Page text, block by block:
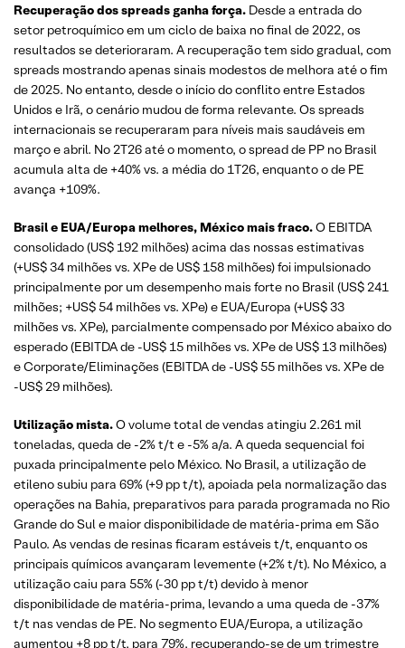
Recuperação dos spreads ganha força. Desde a entrada do
setor petroquímico em um ciclo de baixa no final de 2022, os
resultados se deterioraram. A recuperação tem sido gradual, com
spreads mostrando apenas sinais modestos de melhora até o fim
de 2025. No entanto, desde o início do conflito entre Estados
Unidos e Irã, o cenário mudou de forma relevante. Os spreads
internacionais se recuperaram para níveis mais saudáveis em
março e abril. No 2T26 até o momento, o spread de PP no Brasil
acumula alta de +40% vs. a média do 1T26, enquanto o de PE
avança +109%.
Brasil e EUA/Europa melhores, México mais fraco.O EBITDA
consolidado (US$ 192 milhões) acima das nossas estimativas
(+US$ 34 milhões vs. XPe de US$ 158 milhões) foi impulsionado
principalmente por um desempenho mais forte no Brasil (US$ 241
milhões; +US$ 54 milhões vs. XPe) e EUA/Europa (+US$ 33
milhões vs. XPe), parcialmente compensado por México abaixo do
esperado (EBITDA de -US$ 15 milhões vs. XPe de US$ 13 milhões)
e Corporate/Eliminações (EBITDA de -US$ 55 milhões vs. XPe de
-US$ 29 milhões).
Utilização mista.O volume total de vendas atingiu 2.261 mil
toneladas, queda de -2% t/t e -5% a/a. A queda sequencial foi
puxada principalmente pelo México. No Brasil, a utilização de
etileno subiu para 69% (+9 pp t/t), apoiada pela normalização das
operações na Bahia, preparativos para parada programada no Rio
Grande do Sul e maior disponibilidade de matéria-prima em São
Paulo. As vendas de resinas ficaram estáveis t/t, enquanto os
principais químicos avançaram levemente (+2% t/t). No México, a
utilização caiu para 55% (-30 pp t/t) devido à menor
disponibilidade de matéria-prima, levando a uma queda de -37%
t/t nas vendas de PE. No segmento EUA/Europa, a utilização
aumentou +8 pp t/t, para 79%, recuperando-se de um trimestre